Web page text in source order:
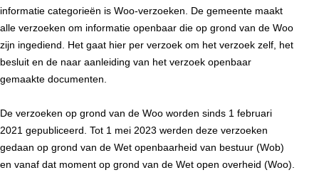
informatie categorieën is Woo-verzoeken. De gemeente maakt
alle verzoeken om informatie openbaar die op grond van de Woo
zijn ingediend. Het gaat hier per verzoek om het verzoek zelf, het
besluit en de naar aanleiding van het verzoek openbaar
gemaakte documenten.
De verzoeken op grond van de Woo worden sinds 1 februari
2021 gepubliceerd. Tot 1 mei 2023 werden deze verzoeken
gedaan op grond van de Wet openbaarheid van bestuur (Wob)
en vanaf dat moment op grond van de Wet open overheid (Woo).